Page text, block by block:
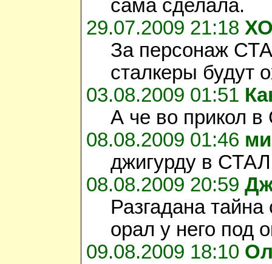
сама сделала.
29.07.2009 21:18
За персонаж
сталкеры будут
03.08.2009 01:51
А че во прикол в
08.08.2009 01:46
джигурду в
08.08.2009 20:59
Разгадана
орал у него под
09.08.2009 18:10